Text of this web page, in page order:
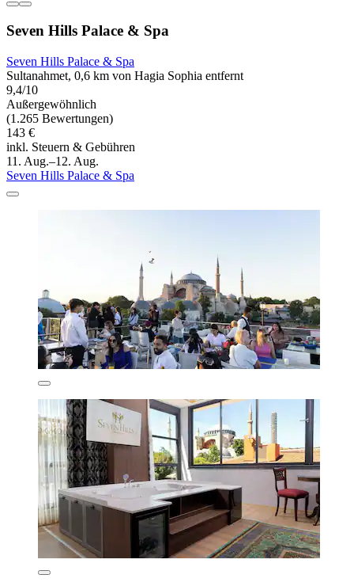
Seven Hills Palace & Spa
Seven Hills Palace & Spa
Sultanahmet, 0,6 km von Hagia Sophia entfernt
9,4/10
Außergewöhnlich
(1.265 Bewertungen)
143 €
inkl. Steuern & Gebühren
11. Aug.–12. Aug.
Seven Hills Palace & Spa